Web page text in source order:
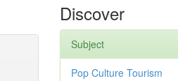
Discover
Subject
Pop Culture Tourism